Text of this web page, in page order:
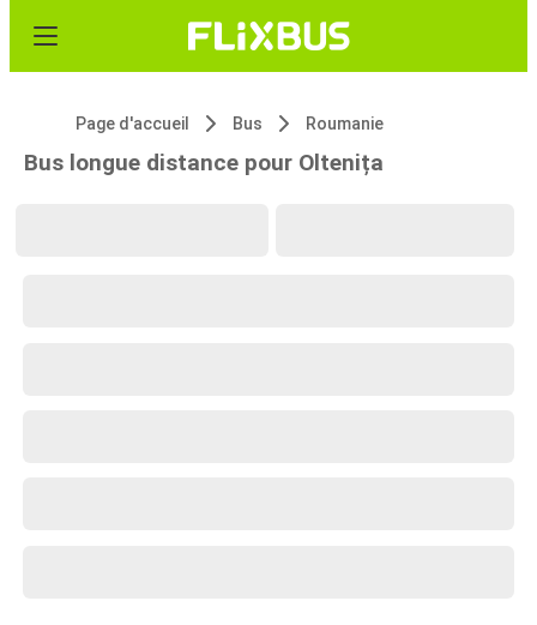
Page d'accueil Bus Roumanie
Bus longue distance pour Oltenița